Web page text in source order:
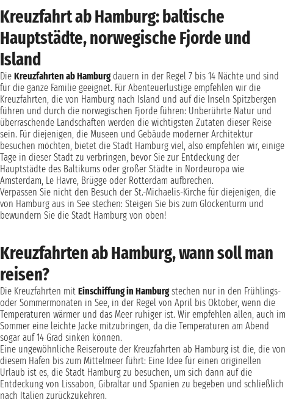
Kreuzfahrt ab Hamburg: baltische
Hauptstädte, norwegische Fjorde und
Island
Die Kreuzfahrten ab Hamburgdauern in der Regel 7 bis 14 Nächte und sind
für die ganze Familie geeignet. Für Abenteuerlustige empfehlen wir die
Kreuzfahrten, die von Hamburg nach Island und auf die Inseln Spitzbergen
führen und durch die norwegischen Fjorde führen: Unberührte Natur und
überraschende Landschaften werden die wichtigsten Zutaten dieser Reise
sein. Für diejenigen, die Museen und Gebäude moderner Architektur
besuchen möchten, bietet die Stadt Hamburg viel, also empfehlen wir, einige
Tage in dieser Stadt zu verbringen, bevor Sie zur Entdeckung der
Hauptstädte des Baltikums oder großer Städte in Nordeuropa wie
Amsterdam, Le Havre, Brügge oder Rotterdam aufbrechen.
Verpassen Sie nicht den Besuch der St.-Michaelis-Kirche für diejenigen, die
von Hamburg aus in See stechen: Steigen Sie bis zum Glockenturm und
bewundern Sie die Stadt Hamburg von oben!
Kreuzfahrten ab Hamburg, wann soll man
reisen?
Die Kreuzfahrten mit Einschiffung in Hamburgstechen nur in den Frühlings-
oder Sommermonaten in See, in der Regel von April bis Oktober, wenn die
Temperaturen wärmer und das Meer ruhiger ist. Wir empfehlen allen, auch im
Sommer eine leichte Jacke mitzubringen, da die Temperaturen am Abend
sogar auf 14 Grad sinken können.
Eine ungewöhnliche Reiseroute der Kreuzfahrten ab Hamburg ist die, die von
diesem Hafen bis zum Mittelmeer führt: Eine Idee für einen originellen
Urlaub ist es, die Stadt Hamburg zu besuchen, um sich dann auf die
Entdeckung von Lissabon, Gibraltar und Spanien zu begeben und schließlich
nach Italien zurückzukehren.